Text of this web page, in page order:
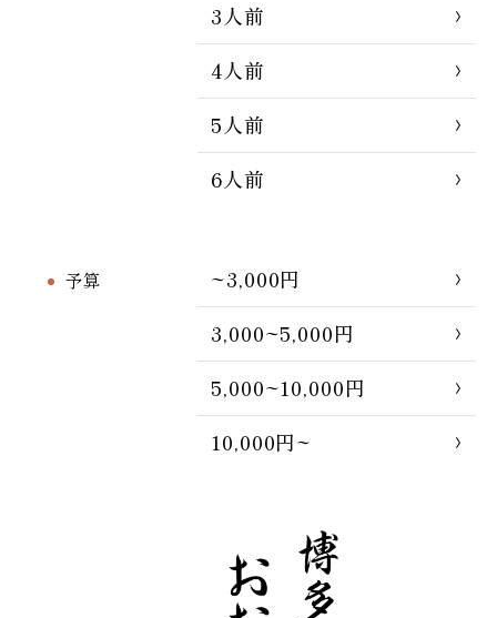
3人前
4人前
5人前
6人前
予算
~3,000円
3,000~5,000円
5,000~10,000円
10,000円~